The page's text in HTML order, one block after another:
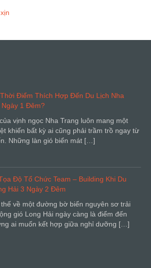
Điểm Thích Hợp Đến Du Lịch Nha
Ngày 1 Đêm?
vịnh ngọc Nha Trang luôn mang một
khiến bất kỳ ai cũng phải trầm trồ ngay từ
Những làn gió biển mát […]
Độ Tổ Chức Team – Building Khi Du
Hải 3 Ngày 2 Đêm
về một đường bờ biển nguyên sơ trải
gió Long Hải ngày càng là điểm đến
ai muốn kết hợp giữa nghỉ dưỡng […]